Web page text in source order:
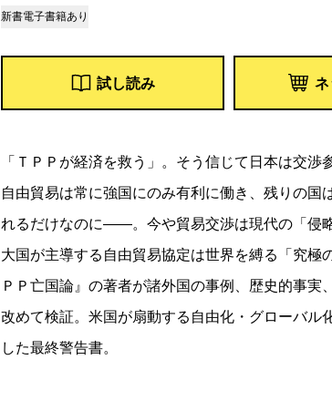
新書電子書籍あり
試し読み ネ
「ＴＰＰが経済を救う」。そう信じて日本は交渉
自由貿易は常に強国にのみ有利に働き、残りの国
れるだけなのに――。今や貿易交渉は現代の「侵
大国が主導する自由貿易協定は世界を縛る「究極
ＰＰ亡国論』の著者が諸外国の事例、歴史的事実
改めて検証。米国が扇動する自由化・グローバル
した最終警告書。